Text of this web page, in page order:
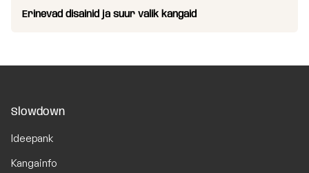
Erinevad disainid ja suur valik kangaid
Slowdown
Ideepank
Kangainfo